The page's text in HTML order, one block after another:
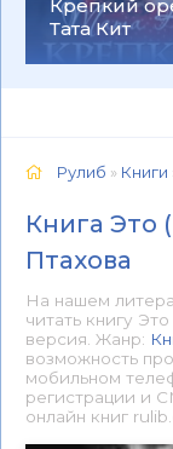
Крепкий
Тата Кит
Рулиб » Книги
Книга Это
Птахова
На нашем
читать книгу
версия. Жанр:
возможность
мобильном
регистрации и
онлайн книг